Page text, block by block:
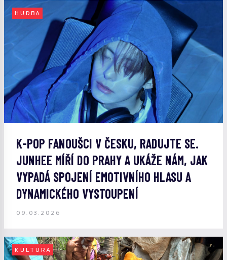
HUDBA
K-POP FANOUŠCI V ČESKU, RADUJTE SE.
JUNHEE MÍŘÍ DO PRAHY A UKÁŽE NÁM, JAK
VYPADÁ SPOJENÍ EMOTIVNÍHO HLASU A
DYNAMICKÉHO VYSTOUPENÍ
09.03.2026
KULTURA